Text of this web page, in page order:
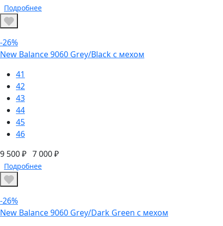
Подробнее
-26%
New Balance 9060 Grey/Black с мехом
41
42
43
44
45
46
9 500 ₽ 7 000 ₽
Подробнее
-26%
New Balance 9060 Grey/Dark Green с мехом